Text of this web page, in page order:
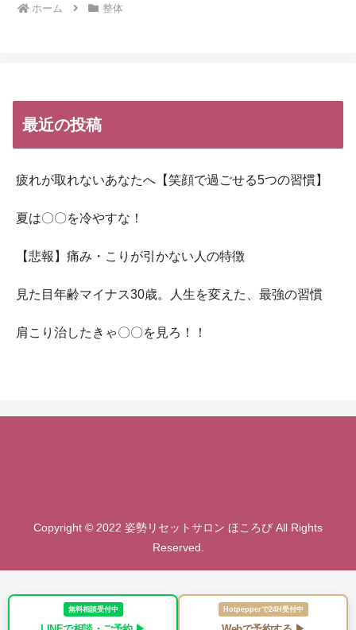
ホーム 整体
最近の投稿
疲れが取れないあなたへ【笑顔で過ごせる5つの習慣】
夏は〇〇を冷やすな！
【悲報】痛み・こりが引かない人の特徴
見た目年齢マイナス30歳。人生を変えた、最強の習慣
肩こり治したきゃ〇〇を見ろ！！
無料相談受付中 Hotpepperで24H受付中
Copyright © 2022 姿勢リセットサロン ほころび All Rights
Reserved.